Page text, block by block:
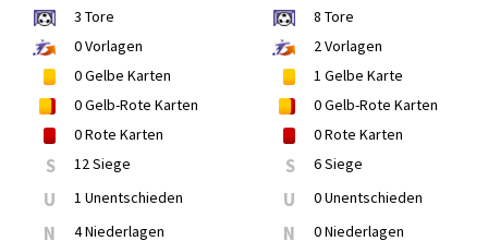
3 Tore
0Vorlagen
0Gelbe Karten
0Gelb-Rote Karten
0Rote Karten
S 12 Siege
U 1 Unentschieden
N 4 Niederlagen
8 Tore
2Vorlagen
1 Gelbe Karte
0Gelb-Rote Karten
0Rote Karten
S 6 Siege
U 0 Unentschieden
N 0 Niederlagen